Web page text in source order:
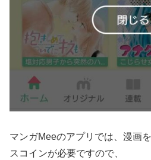
マンガMeeのアプリでは、漫画
スコインが必要ですので、